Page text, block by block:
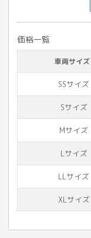
価格一覧
車両サイズ
SSサイズ
Sサイズ
Mサイズ
Lサイズ
LLサイズ
XLサイズ